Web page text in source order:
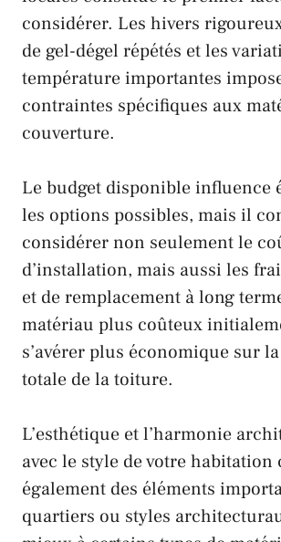
considérer. Les hivers
de gel-dégel répétés et les
température importantes
contraintes spécifiques aux
couverture.
Le budget disponible influence
les options possibles, mais il
considérer non seulement le
d’installation, mais aussi les
et de remplacement à long
matériau plus coûteux
s’avérer plus économique sur
totale de la toiture.
L’esthétique et l’harmonie
avec le style de votre
également des éléments
quartiers ou styles